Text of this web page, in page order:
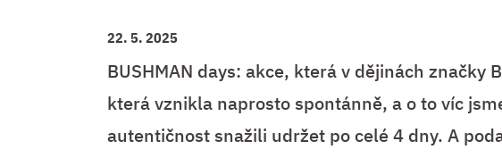
22. 5. 2025
BUSHMAN days: akce, která v dějinách značky
která vznikla naprosto spontánně, a o to víc
autentičnost snažili udržet po celé 4 dny. A